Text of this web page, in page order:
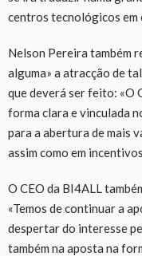
centros tecnológicos
Nelson Pereira também
alguma» a atracção de
que deverá ser feito: «O
forma clara e vinculada
para a abertura de mais
assim como em
O CEO da BI4ALL
«Temos de continuar a
despertar do interesse
também na aposta na